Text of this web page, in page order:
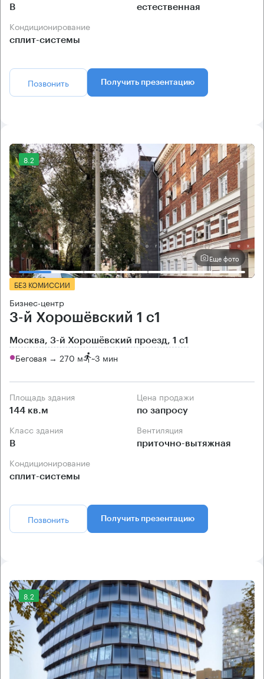
B естественная
Кондиционирование
сплит-системы
Позвонить Получить презентацию
8.2
Еще фото
БЕЗ КОМИССИИ
Бизнес-центр
3-й Хорошёвский 1 с1
Москва, 3-й Хорошёвский проезд, 1 с1
Беговая → 270 м ~3 мин
Площадь здания
144 кв.м
Цена продажи
по запросу
Класс здания
B
Вентиляция
приточно-вытяжная
Кондиционирование
сплит-системы
Позвонить Получить презентацию
8.2